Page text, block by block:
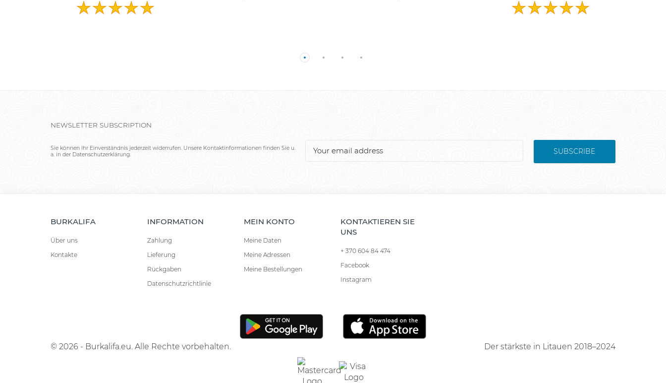
NEWSLETTER SUBSCRIPTION
Sie können Ihr Einverständnis jederzeit widerrufen. Unsere Kontaktinformationen finden Sie u.
a. in der Datenschutzerklärung.
SUBSCRIBE
BURKALIFA
Über uns
Kontakte
INFORMATION
Zahlung
Lieferung
Rückgaben
Datenschutzrichtlinie
MEIN KONTO
Meine Daten
Meine Adressen
Meine Bestellungen
KONTAKTIEREN SIE
UNS
+ 370 604 84 474
Facebook
Instagram
© 2026 - Burkalifa.eu. Alle Rechte vorbehalten. Der stärkste in Litauen 2018–2024